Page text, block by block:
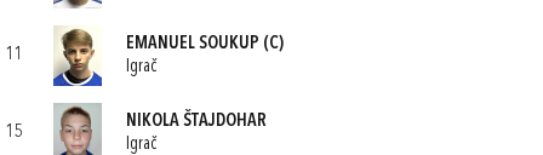
11
EMANUEL SOUKUP (C)
Igrač
15
NIKOLA ŠTAJDOHAR
Igrač